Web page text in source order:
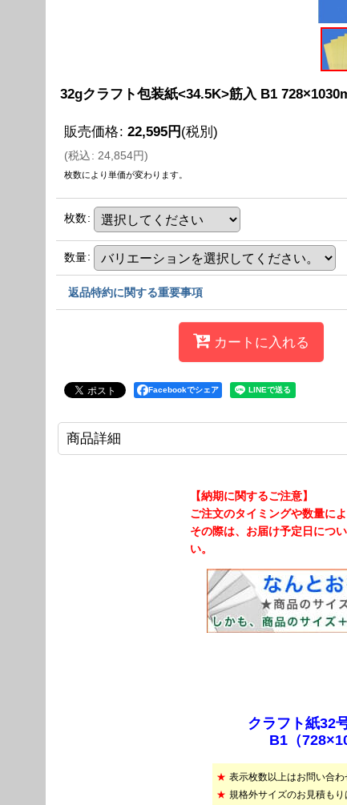
32gクラフト包装紙<34.5K>筋入 B1
販売価格: 22,595円(税別)
(税込: 24,854円)
枚数により単価が変わります。
枚数:
数量:
返品特約に関する重要事項
カートに入れる
Facebookでシェア
商品詳細
【納期に関するご注意】
ご注文のタイミングや数量に
その際は、お届け予定日につ
い。
クラフト紙32
B1（
★ 表示枚数以上はお問い合わ
★ 規格外サイズのお見積もり